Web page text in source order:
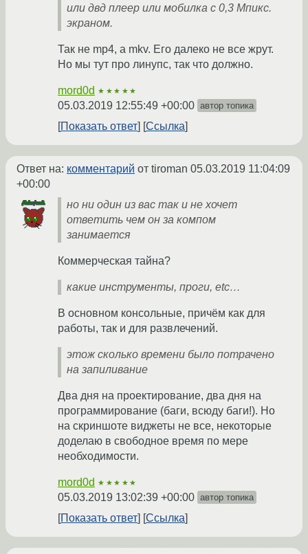
или двд плеер или мобилка с 0,3 Мпикс.
экраном.
Так не mp4, а mkv. Его далеко не все жрут.
Но мы тут про линупс, так что должно.
mord0d ★★★★★
05.03.2019 12:55:49 +00:00 автор топика
Показать ответ Ссылка
Ответ на: комментарий от tiroman 05.03.2019 11:04:09
+00:00
но ни один из вас так и не хочет
ответить чем он за компом
занимается
Коммерческая тайна?
какие инструменты, проги, etc…
В основном консольные, причём как для
работы, так и для развлечений.
этож сколько времени было потрачено
на запиливание
Два дня на проектирование, два дня на
программирование (баги, всюду баги!). Но
на скриншоте виджеты не все, некоторые
доделаю в свободное время по мере
необходимости.
mord0d ★★★★★
05.03.2019 13:02:39 +00:00 автор топика
Показать ответ Ссылка